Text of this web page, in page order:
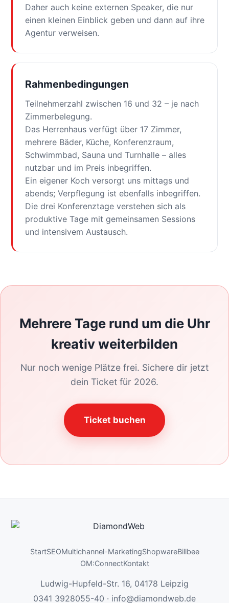
Daher auch keine externen Speaker, die nur
einen kleinen Einblick geben und dann auf ihre
Agentur verweisen.
Rahmenbedingungen
Teilnehmerzahl zwischen 16 und 32 – je nach
Zimmerbelegung.
Das Herrenhaus verfügt über 17 Zimmer,
mehrere Bäder, Küche, Konferenzraum,
Schwimmbad, Sauna und Turnhalle – alles
nutzbar und im Preis inbegriffen.
Ein eigener Koch versorgt uns mittags und
abends; Verpflegung ist ebenfalls inbegriffen.
Die drei Konferenztage verstehen sich als
produktive Tage mit gemeinsamen Sessions
und intensivem Austausch.
Mehrere Tage rund um die Uhr
kreativ weiterbilden
Nur noch wenige Plätze frei. Sichere dir jetzt
dein Ticket für 2026.
Ticket buchen
StartSEOMultichannel-MarketingShopwareBillbee
OM:ConnectKontakt
Ludwig-Hupfeld-Str. 16, 04178 Leipzig
0341 3928055-40 · info@diamondweb.de